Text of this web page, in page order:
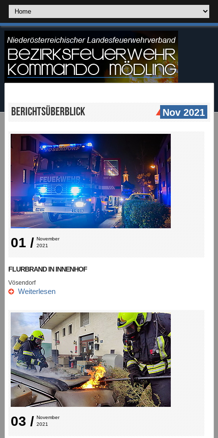
Berichtsüberblick Nov 2021
01 / November
2021
FLURBRAND IN INNENHOF
Vösendorf
Weiterlesen
03 / November
2021